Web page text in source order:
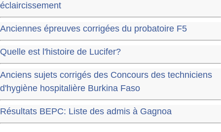
éclaircissement
Anciennes épreuves corrigées du probatoire F5
Quelle est l'histoire de Lucifer?
Anciens sujets corrigés des Concours des techniciens
d'hygiène hospitalière Burkina Faso
Résultats BEPC: Liste des admis à Gagnoa